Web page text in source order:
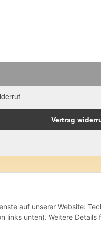
auf unserer Website:
links unten). Weitere Details
Vertrag
zugeordnet. Wir
anerkannt oder
Erfahrung. Unsere
stellen unsere Angaben im